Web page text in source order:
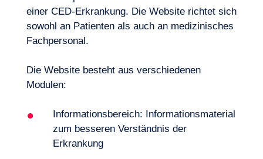
einer CED-Erkrankung. Die Website richtet sich
sowohl an Patienten als auch an medizinisches
Fachpersonal.
Die Website besteht aus verschiedenen
Modulen:
Informationsbereich: Informationsmaterial
zum besseren Verständnis der
Erkrankung